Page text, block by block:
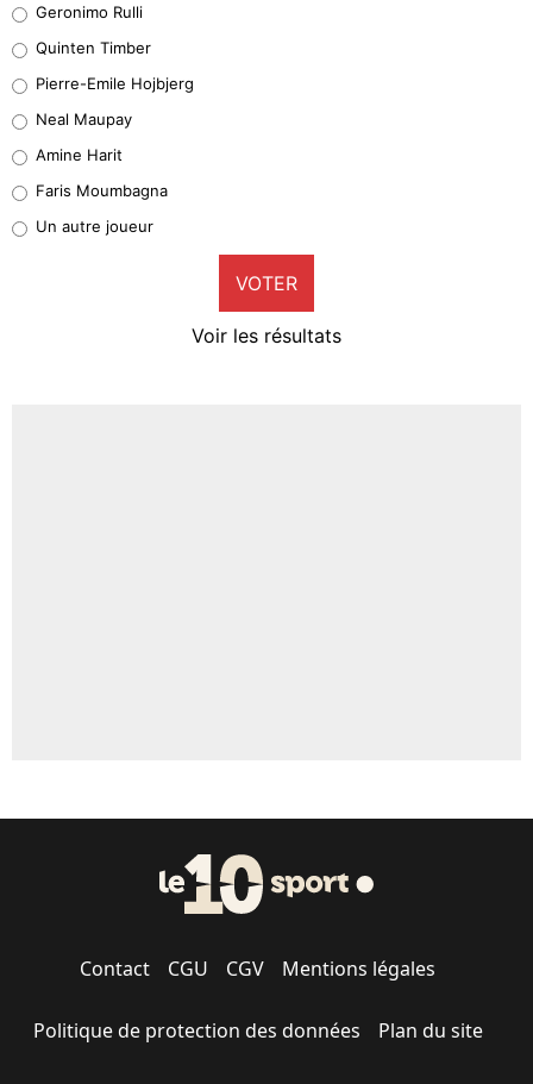
32%
5%
1%
9%
Geronimo Rulli
Quinten Timber
Pierre-Emile Hojbjerg
Neal Maupay
Amine Harit
Faris Moumbagna
Un autre joueur
VOTER
Voir les résultats
Contact CGU CGV Mentions légales
Politique de protection des données Plan du site